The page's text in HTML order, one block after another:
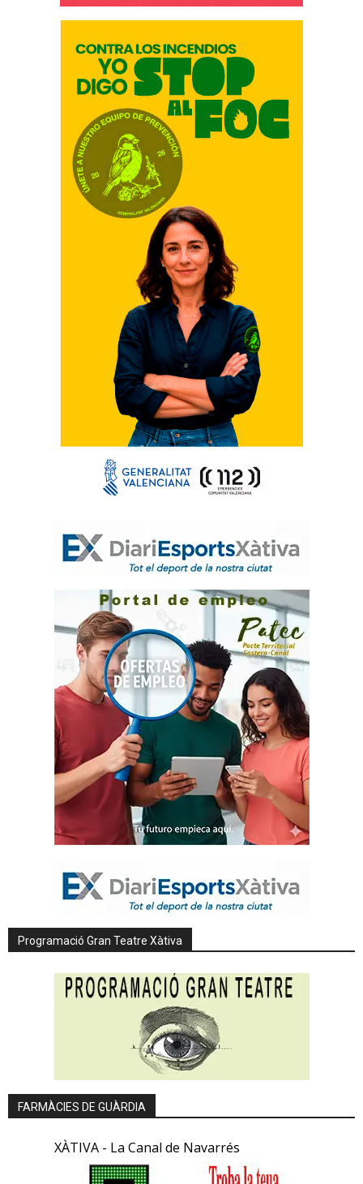
Programació Gran Teatre Xàtiva
FARMÀCIES DE GUÀRDIA
XÀTIVA - La Canal de Navarrés